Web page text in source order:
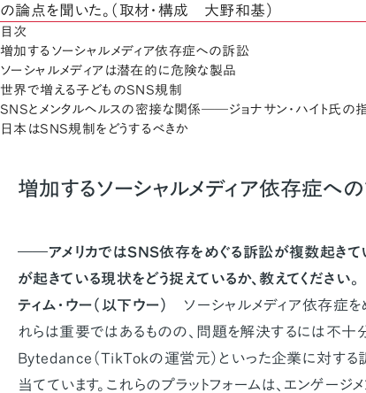
の論点を聞いた。（取材・構成 大野和基）
目次
増加するソーシャルメディア依存症への訴訟
ソーシャルメディアは潜在的に危険な製品
世界で増える子どものSNS規制
SNSとメンタルヘルスの密接な関係――ジョナサン・ハイト氏の
日本はSNS規制をどうするべきか
増加するソーシャルメディア依存症へ
――アメリカではSNS依存をめぐる訴訟が複数起きて
が起きている現状をどう捉えているか、教えてください。
ティム・ウー（以下ウー）
ソーシャルメディア依存症を
れらは重要ではあるものの、問題を解決するには不十
Bytedance（TikTokの運営元）といった企業に対す
当てています。これらのプラットフォームは、エンゲージ